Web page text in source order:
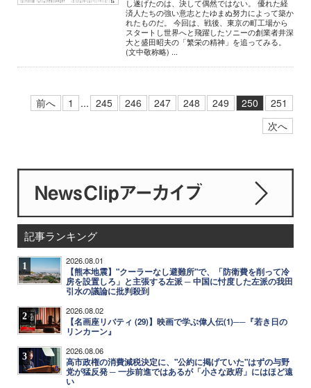
し遂げたのは、決して偶然ではない。 優れた経
済人たちの強い意志とたゆまぬ努力によって築か
れたものだ。 今回は、戦後、東京の町工場から
スタートし世界へと飛躍したソニーの創業者井深
大と盛田昭夫の「繁栄の精神」を追ってみる。
(文中敬称略) ...
前へ 1 ... 245 246 247 248 249 250
251
次へ
記事ランキング
1 2026.08.01
【熊本地震】"クーラーなし避難所"で、「防衛費を削って冷
房を設置しろ」と主張する左派 ─ 中国に忖度した左派の我田
引水の議論に批判殺到
2 2026.08.02
【名画座リバティ (29)】映画で学ぶ偉人伝(1)──『若き日の
リンカーン』
3 2026.08.06
高市政権の消費減税決定に、"公約に掲げていた"はずの与野
党が猛反発 ─ 一歩前進ではあるが「小さな政府」にはほど遠
い